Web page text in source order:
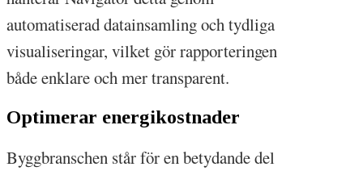
automatiserad datainsamling och tydliga
visualiseringar, vilket gör rapporteringen
både enklare och mer transparent.
Optimerar energikostnader
Byggbranschen står för en betydande del